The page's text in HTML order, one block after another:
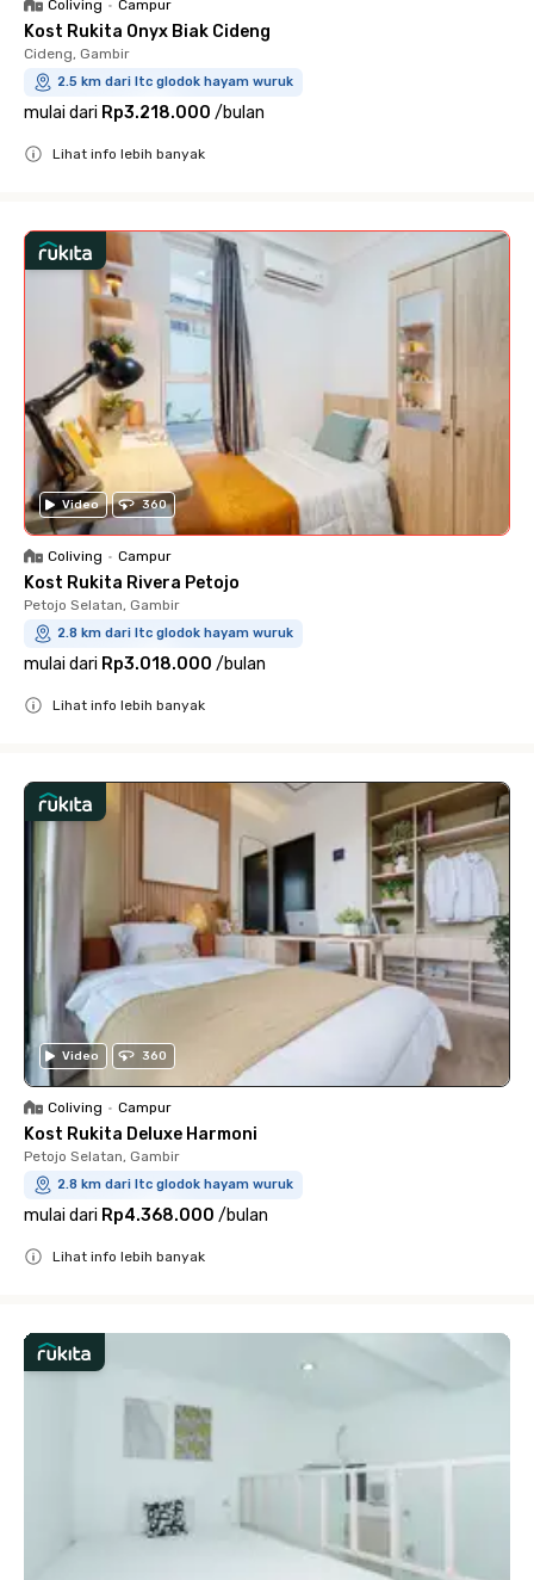
Coliving • Campur
Kost Rukita Onyx Biak Cideng
Cideng, Gambir
2.5 km dari ltc glodok hayam wuruk
mulai dari Rp3.218.000 /bulan
Lihat info lebih banyak
Video 360
Coliving • Campur
Kost Rukita Rivera Petojo
Petojo Selatan, Gambir
2.8 km dari ltc glodok hayam wuruk
mulai dari Rp3.018.000 /bulan
Lihat info lebih banyak
Video 360
Coliving • Campur
Kost Rukita Deluxe Harmoni
Petojo Selatan, Gambir
2.8 km dari ltc glodok hayam wuruk
mulai dari Rp4.368.000 /bulan
Lihat info lebih banyak